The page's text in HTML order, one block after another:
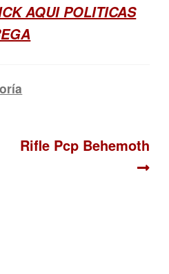
AQUI POLITICAS
Siguiente:
Rifle Pcp Behemoth